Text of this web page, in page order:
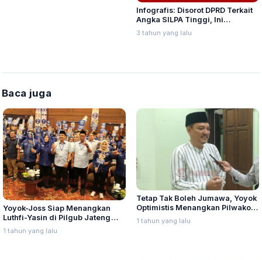
Infografis: Disorot DPRD Terkait
Angka SILPA Tinggi, Ini
Penjelasan Bupati Kendal
3 tahun yang lalu
Baca juga
Yoyok-Joss Siap Menangkan
Luthfi-Yasin di Pilgub Jateng
2024
1 tahun yang lalu
Tetap Tak Boleh Jumawa, Yoyok
Optimistis Menangkan Pilwakot
Semarang 2024
1 tahun yang lalu